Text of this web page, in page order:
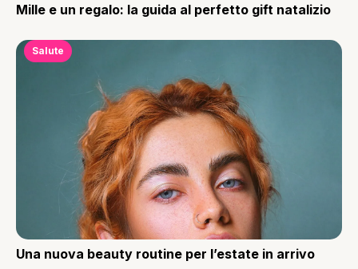
Mille e un regalo: la guida al perfetto gift natalizio
Salute
Una nuova beauty routine per l’estate in arrivo